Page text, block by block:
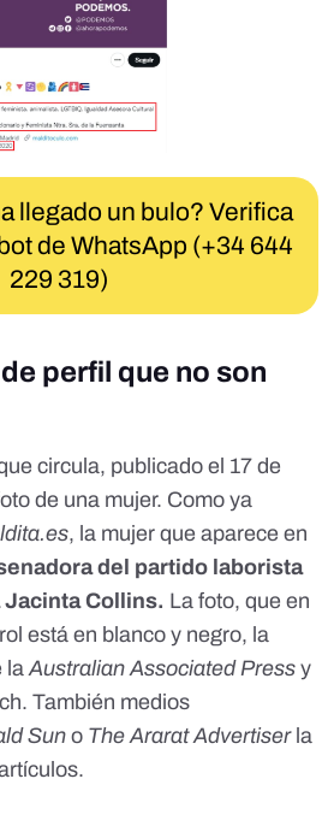
llegado un bulo? Verifica
de WhatsApp (+34 644
229 319)
perfil que no son
circula, publicado el 17 de
de una mujer. Como ya
, la mujer que aparece en
del partido laborista
Jacinta Collins. La foto, que en
está en blanco y negro, la
la Australian Associated Press y
También medios
Sun o The Ararat Advertiserla